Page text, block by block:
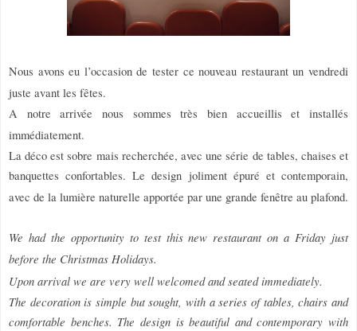
Nous avons eu l’occasion de tester ce nouveau restaurant un vendredi
juste avant les fêtes.
A notre arrivée nous sommes très bien accueillis et installés
immédiatement.
La déco est sobre mais recherchée, avec une série de tables, chaises et
banquettes confortables. Le design joliment épuré et contemporain,
avec de la lumière naturelle apportée par une grande fenêtre au plafond.
We had the opportunity to test this new restaurant on a Friday just
before the Christmas Holidays.
Upon arrival we are very well welcomed and seated immediately.
The decoration is simple but sought, with a series of tables, chairs and
comfortable benches. The design is beautiful and contemporary with